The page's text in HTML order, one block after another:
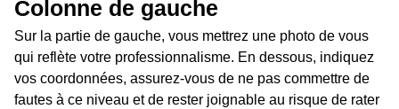
Colonne de gauche
Sur la partie de gauche, vous mettrez une photo de vous
qui reflète votre professionnalisme. En dessous, indiquez
vos coordonnées, assurez-vous de ne pas commettre de
fautes à ce niveau et de rester joignable au risque de rater